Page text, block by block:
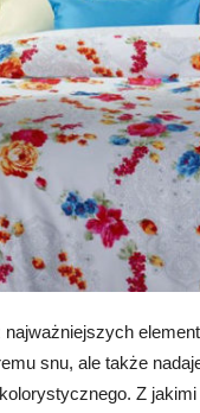
snu, ale także
Z